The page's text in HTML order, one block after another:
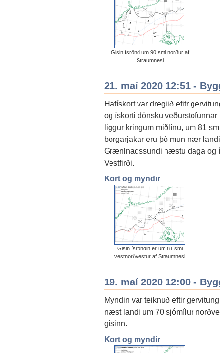
Gisin ísrönd um 90 sml norður af
Straumnesi
21. maí 2020 12:51 -
Hafískort var dregiið efitr
og ískorti dönsku
liggur kringum miðlínu, um 81
borgarjakar eru þó mun nær
Grænlnadssundi næstu daga og
Vestfirði.
Kort og myndir
Gisin ísröndin er um 81 sml
vestnorðvestur af Straumnesi
19. maí 2020 12:00 -
Myndin var teiknuð eftir
næst landi um 70 sjómílur
gisinn.
Kort og myndir